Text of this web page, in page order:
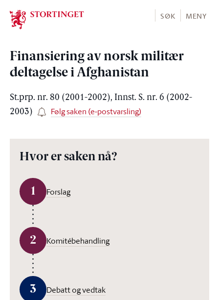
Stortinget.no
SØK MENY
Finansiering av norsk militær
deltagelse i Afghanistan
St.prp. nr. 80 (2001-2002), Innst. S. nr. 6 (2002-
2003)
Følg saken (e-postvarsling)
Hvor er saken nå?
1 Forslag
2 Komitébehandling
3 Debatt og vedtak